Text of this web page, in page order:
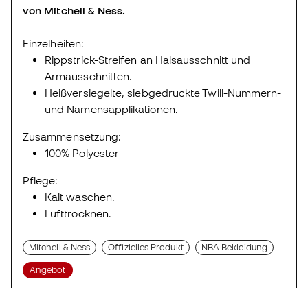
von Mitchell & Ness.
Einzelheiten:
Rippstrick-Streifen an Halsausschnitt und
Armausschnitten.
Heißversiegelte, siebgedruckte Twill-Nummern-
und Namensapplikationen.
Zusammensetzung:
100% Polyester
Pflege:
Kalt waschen.
Lufttrocknen.
Mitchell & Ness Offizielles Produkt NBA Bekleidung
Angebot